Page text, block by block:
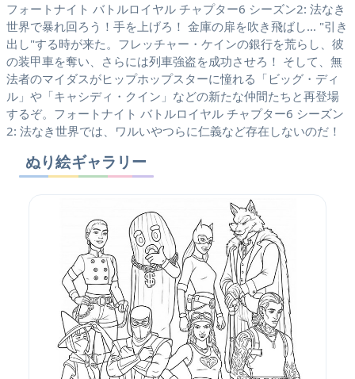
フォートナイト バトルロイヤル チャプター6 シーズン2: 法なき
世界で暴れ回ろう！手を上げろ！ 金庫の扉を吹き飛ばし… "引き
出し"する時が来た。フレッチャー・ケインの銀行を荒らし、彼
の装甲車を奪い、さらには列車強盗を成功させろ！ そして、無
法者のマイダスがヒップホップスターに憧れる「ビッグ・ディ
ル」や「キャシディ・クイン」などの新たな仲間たちと再登場
するぞ。フォートナイト バトルロイヤル チャプター6 シーズン
2: 法なき世界では、ワルいやつらに仁義など存在しないのだ！
ぬり絵ギャラリー